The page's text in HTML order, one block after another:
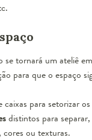
se tornará umateliê
para que o espaço
caixas para setorizar
distintos para
ou texturas.